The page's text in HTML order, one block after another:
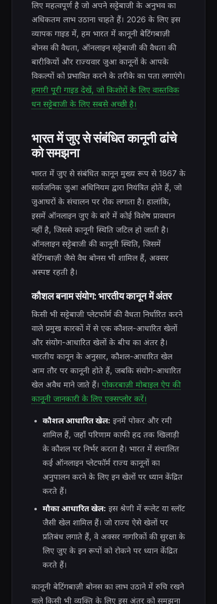
लिए महत्वपूर्ण है जो अपने सट्टेबाजी के अनुभव का
अधिकतम लाभ उठाना चाहते हैं। 2026 के लिए इस
व्यापक गाइड में, हम भारत में कानूनी बेटिंगबाज़ी
बोनस की वैधता, ऑनलाइन सट्टेबाजी की वैधता की
बारीकियों और राज्यवार जुआ कानूनों के आपके
विकल्पों को प्रभावित करने के तरीके का पता लगाएंगे।
हमारी पूरी गाइड देखें, जो किशोरों के लिए वास्तविक
धन सट्टेबाजी के लिए सबसे अच्छी है।
भारत में जुए से संबंधित कानूनी ढांचे
को समझना
भारत में जुए से संबंधित कानून मुख्य रूप से 1867 के
सार्वजनिक जुआ अधिनियम द्वारा नियंत्रित होते हैं, जो
जुआघरों के संचालन पर रोक लगाता है। हालांकि,
इसमें ऑनलाइन जुए के बारे में कोई विशेष प्रावधान
नहीं है, जिससे कानूनी स्थिति जटिल हो जाती है।
ऑनलाइन सट्टेबाजी की कानूनी स्थिति, जिसमें
बेटिंगबाज़ी जैसे वैध बोनस भी शामिल हैं, अक्सर
अस्पष्ट रहती है।
कौशल बनाम संयोग: भारतीय कानून में अंतर
किसी भी सट्टेबाजी प्लेटफॉर्म की वैधता निर्धारित करने
वाले प्रमुख कारकों में से एक कौशल-आधारित खेलों
और संयोग-आधारित खेलों के बीच का अंतर है।
भारतीय कानून के अनुसार, कौशल-आधारित खेल
आम तौर पर कानूनी होते हैं, जबकि संयोग-आधारित
खेल अवैध माने जाते हैं। पोकरबाज़ी मोबाइल ऐप की
कानूनी जानकारी के लिए एक्सप्लोर करें।
कौशल आधारित खेल: इनमें पोकर और रमी
शामिल हैं, जहाँ परिणाम काफी हद तक खिलाड़ी
के कौशल पर निर्भर करता है। भारत में संचालित
कई ऑनलाइन प्लेटफॉर्म राज्य कानूनों का
अनुपालन करने के लिए इन खेलों पर ध्यान केंद्रित
करते हैं।
मौका आधारित खेल: इस श्रेणी में रूलेट या स्लॉट
जैसी खेल शामिल हैं। जो राज्य ऐसे खेलों पर
प्रतिबंध लगाते हैं, वे अक्सर नागरिकों की सुरक्षा के
लिए जुए के इन रूपों को रोकने पर ध्यान केंद्रित
करते हैं।
कानूनी बेटिंगबाज़ी बोनस का लाभ उठाने में रुचि रखने
वाले किसी भी व्यक्ति के लिए इस अंतर को समझना